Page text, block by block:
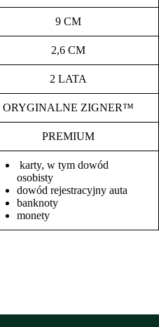
9 CM
2,6 CM
2 LATA
ORYGINALNE ZIGNER™
PREMIUM
karty, w tym dowód
osobisty
dowód rejestracyjny auta
banknoty
monety